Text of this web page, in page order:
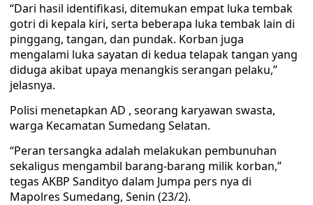
“Dari hasil identifikasi, ditemukan empat luka tembak
gotri di kepala kiri, serta beberapa luka tembak lain di
pinggang, tangan, dan pundak. Korban juga
mengalami luka sayatan di kedua telapak tangan yang
diduga akibat upaya menangkis serangan pelaku,”
jelasnya.
Polisi menetapkan AD , seorang karyawan swasta,
warga Kecamatan Sumedang Selatan.
“Peran tersangka adalah melakukan pembunuhan
sekaligus mengambil barang-barang milik korban,”
tegas AKBP Sandityo dalam Jumpa pers nya di
Mapolres Sumedang, Senin (23/2).